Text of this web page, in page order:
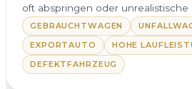
oft abspringen oder unrealistische
GEBRAUCHTWAGEN
EXPORTAUTO
HOHE
DEFEKTFAHRZEUG